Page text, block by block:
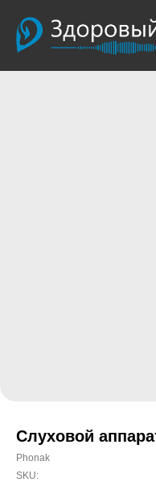
Слуховой
Phonak
SKU: